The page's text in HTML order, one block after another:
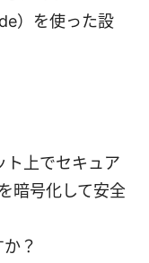
）を使った設
上でセキュア
暗号化して安全
？